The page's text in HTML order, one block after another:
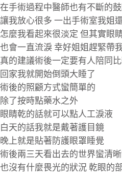
在手術過程中醫師也有不斷的
讓我放心很多 一出手術室我姐
怎麼我看起來很淡定 但其實眼
也會一直流淚 幸好姐姐趕緊帶
真的建議術後一定要有人陪同
回家我就開始倒頭大睡了
術後的照顧方式蠻簡單的
除了按時點藥水之外
眼睛乾的話就可以點人工淚液
白天的話我就是戴著護目鏡
晚上就是貼著防護眼罩睡覺
術後兩三天看出去的世界蠻清
也沒有什麼畏光的狀況 乾眼的